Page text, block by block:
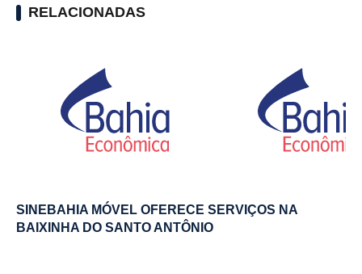
RELACIONADAS
SINEBAHIA MÓVEL OFERECE SERVIÇOS NA
BAIXINHA DO SANTO ANTÔNIO